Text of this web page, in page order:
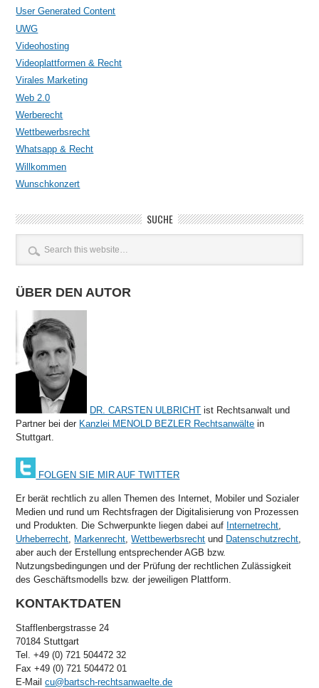
User Generated Content
UWG
Videohosting
Videoplattformen & Recht
Virales Marketing
Web 2.0
Werberecht
Wettbewerbsrecht
Whatsapp & Recht
Willkommen
Wunschkonzert
SUCHE
ÜBER DEN AUTOR
DR. CARSTEN ULBRICHT ist Rechtsanwalt und
Partner bei der Kanzlei MENOLD BEZLER Rechtsanwälte in
Stuttgart.
FOLGEN SIE MIR AUF TWITTER
Er berät rechtlich zu allen Themen des Internet, Mobiler und Sozialer
Medien und rund um Rechtsfragen der Digitalisierung von Prozessen
und Produkten. Die Schwerpunkte liegen dabei auf Internetrecht
Urheberrecht
Markenrecht ,Wettbewerbsrecht und Datenschutzrecht
aber auch der Erstellung entsprechender AGB bzw.
Nutzungsbedingungen und der Prüfung der rechtlichen Zulässigkeit
des Geschäftsmodells bzw. der jeweiligen Plattform.
KONTAKTDATEN
Stafflenbergstrasse 24
70184 Stuttgart
Tel. +49 (0) 721 504472 32
Fax +49 (0) 721 504472 01
E-Mailcu@bartsch-rechtsanwaelte.de